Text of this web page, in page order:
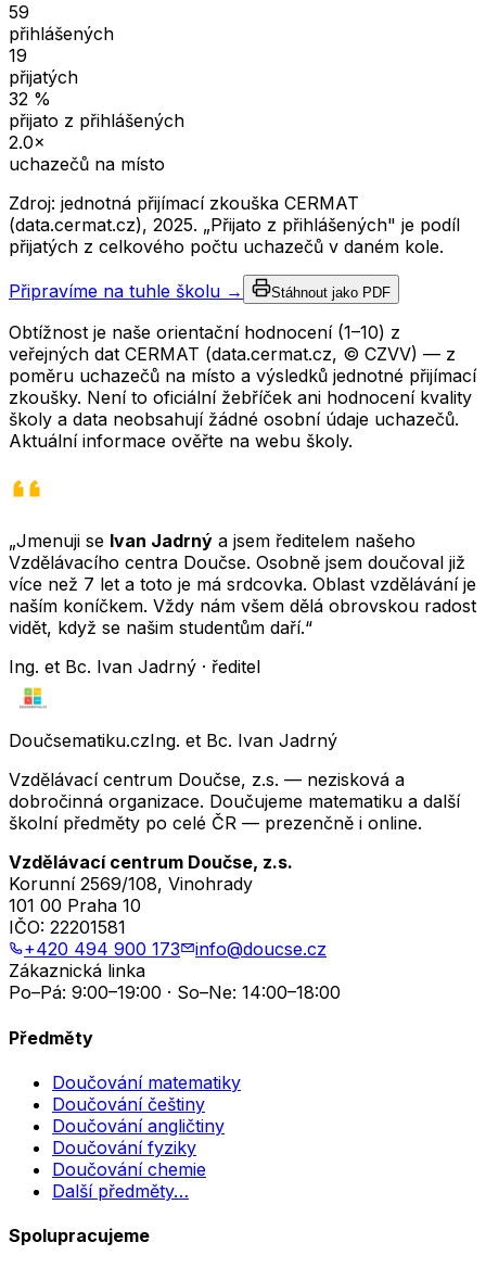
59
přihlášených
19
přijatých
32 %
přijato z přihlášených
2.0×
uchazečů na místo
Zdroj: jednotná přijímací zkouška CERMAT
(data.cermat.cz), 2025. „Přijato z přihlášených" je podíl
přijatých z celkového počtu uchazečů v daném kole.
Připravíme na tuhle školu → Stáhnout jako PDF
Obtížnost je naše orientační hodnocení (1–10) z
veřejných dat CERMAT (data.cermat.cz, © CZVV) — z
poměru uchazečů na místo a výsledků jednotné přijímací
zkoušky. Není to oficiální žebříček ani hodnocení kvality
školy a data neobsahují žádné osobní údaje uchazečů.
Aktuální informace ověřte na webu školy.
„Jmenuji se Ivan Jadrný a jsem ředitelem našeho
Vzdělávacího centra Doučse. Osobně jsem doučoval již
více než 7 let a toto je má srdcovka. Oblast vzdělávání je
naším koníčkem. Vždy nám všem dělá obrovskou radost
vidět, když se našim studentům daří.“
Ing. et Bc. Ivan Jadrný · ředitel
Doučsematiku.czIng. et Bc. Ivan Jadrný
Vzdělávací centrum Doučse, z.s. — nezisková a
dobročinná organizace. Doučujeme matematiku a další
školní předměty po celé ČR — prezenčně i online.
Vzdělávací centrum Doučse, z.s.
Korunní 2569/108, Vinohrady
101 00 Praha 10
IČO: 22201581
+420 494 900 173
info@doucse.cz
Zákaznická linka
Po–Pá: 9:00–19:00 · So–Ne: 14:00–18:00
Předměty
Doučování matematiky
Doučování češtiny
Doučování angličtiny
Doučování fyziky
Doučování chemie
Další předměty…
Spolupracujeme